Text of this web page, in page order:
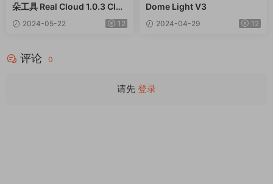
朵工具 Real Cloud 1.0.3 Clou
d Generator+预设库
2024-05-22 12
Dome Light V3
2024-04-29 12
评论 0
请先 登录